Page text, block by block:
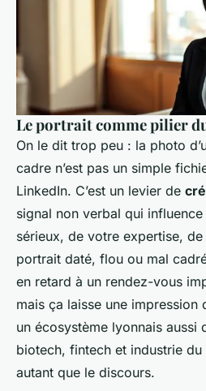
Le portrait comme pilier
On le dit trop peu : la photo
cadre n’est pas un simple
LinkedIn. C’est un levier de
signal non verbal qui
sérieux, de votre expertise,
portrait daté, flou ou mal
en retard à un rendez-vous
mais ça laisse une impression
un écosystème lyonnais aussi
biotech, fintech et industrie
autant que le discours.